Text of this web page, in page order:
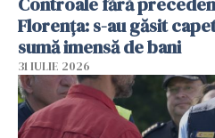
Florența: s-au găsit
sumă imensă de bani
31 IULIE 2026